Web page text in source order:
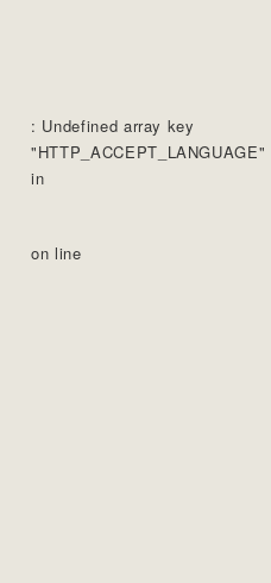
: Undefined array key
"HTTP_ACCEPT_LANGUAGE"
in
on line